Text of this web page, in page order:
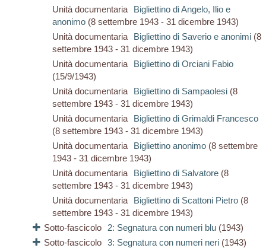
Unità documentaria
Bigliettino di Angelo, Ilio e
anonimo(8 settembre 1943 - 31 dicembre 1943)
Unità documentaria
Bigliettino di Saverio e anonimi(8
settembre 1943 - 31 dicembre 1943)
Unità documentaria
Bigliettino di Orciani Fabio
(15/9/1943)
Unità documentaria
Bigliettino di Sampaolesi(8
settembre 1943 - 31 dicembre 1943)
Unità documentaria
Bigliettino di Grimaldi Francesco
(8 settembre 1943 - 31 dicembre 1943)
Unità documentaria
Bigliettino anonimo (8 settembre
1943 - 31 dicembre 1943)
Unità documentaria
Bigliettino di Salvatore(8
settembre 1943 - 31 dicembre 1943)
Unità documentaria
Bigliettino di Scattoni Pietro(8
settembre 1943 - 31 dicembre 1943)
Sotto-fascicolo
2: Segnatura con numeri blu (1943)
Sotto-fascicolo
3: Segnatura con numeri neri (1943)